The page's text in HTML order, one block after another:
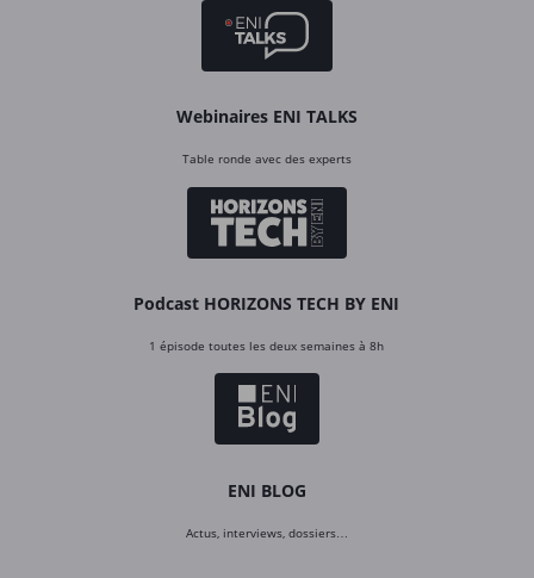
Webinaires ENI TALKS
Table ronde avec des experts
Podcast HORIZONS TECH BY ENI
1 épisode toutes les deux semaines à 8h
ENI BLOG
Actus, interviews, dossiers…